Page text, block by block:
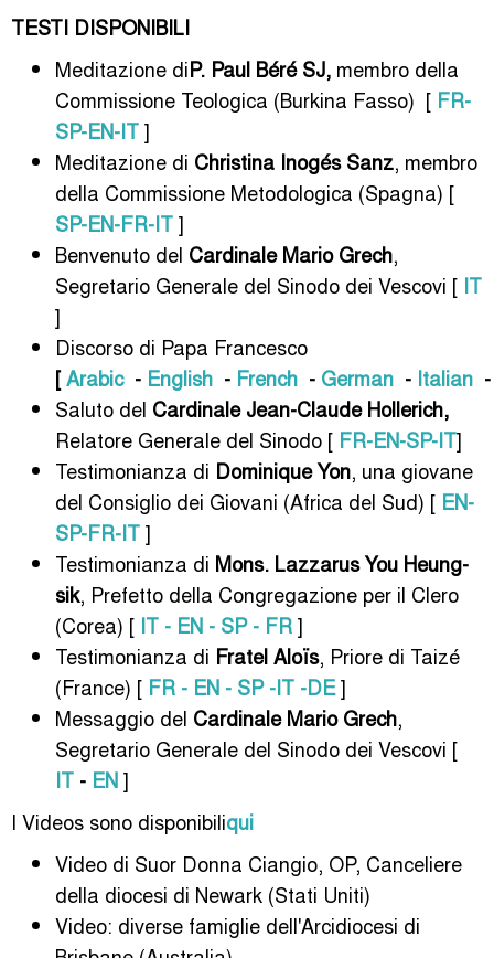
TESTI DISPONIBILI
Meditazione diP. Paul Béré SJ, membro della
Commissione Teologica (Burkina Fasso) [ FR-
SP-EN-IT]
Meditazione di Christina Inogés Sanz, membro
della Commissione Metodologica (Spagna) [
SP-EN-FR-IT]
Benvenuto del Cardinale Mario Grech,
Segretario Generale del Sinodo dei Vescovi [ IT
]
Discorso di Papa Francesco
[Arabic- English - French - German - Italian
Saluto del Cardinale Jean-Claude Hollerich,
Relatore Generale del Sinodo [ FR-EN-SP-IT]
Testimonianza di Dominique Yon, una giovane
del Consiglio dei Giovani (Africa del Sud) [ EN-
SP-FR-IT]
Testimonianza di Mons. Lazzarus You Heung-
sik, Prefetto della Congregazione per il Clero
(Corea) [ IT - EN - SP - FR]
Testimonianza di Fratel Aloïs, Priore di Taizé
(France) [ FR - EN - SP -IT -DE]
Messaggio del Cardinale Mario Grech,
Segretario Generale del Sinodo dei Vescovi [
IT - EN]
I Videos sono disponibiliqui
Video di Suor Donna Ciangio, OP, Canceliere
della diocesi di Newark (Stati Uniti)
Video: diverse famiglie dell'Arcidiocesi di